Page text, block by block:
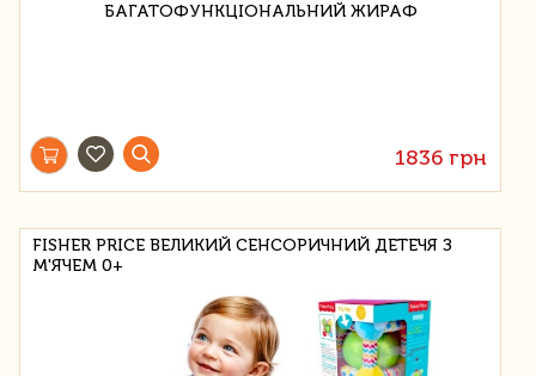
1836 грн
FISHER PRICE ВЕЛИКИЙ СЕНСОРИЧНИЙ ДЕТЕЧЯ З
М'ЯЧЕМ 0+